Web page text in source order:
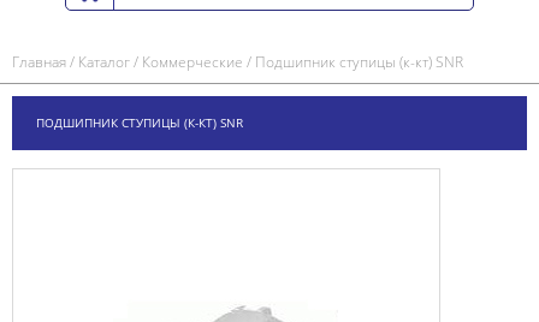
Главная/ Каталог/ Коммерческие / Подшипник ступицы (к-кт) SNR
ПОДШИПНИК СТУПИЦЫ (К-КТ) SNR